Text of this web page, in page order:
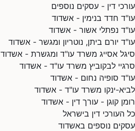
עורכי דין - עסקים נוספים
עו"ד חדד בנימין - אשדוד
עו"ד נפתלי אשור - אשדוד
עו"ד יורם ביתן, נוטריון ומגשר - אשדוד
סיגל אסייג משרד עו"ד ומגשרת - אשדוד
סרגיי לבקוביץ משרד עו"ד - אשדוד
עו"ד סופיה נחום - אשדוד
לביא-ינקו משרד עו"ד - אשדוד
רומן קוגן - עורך דין - אשדוד
כל העורכי דין בישראל
עסקים נוספים באשדוד